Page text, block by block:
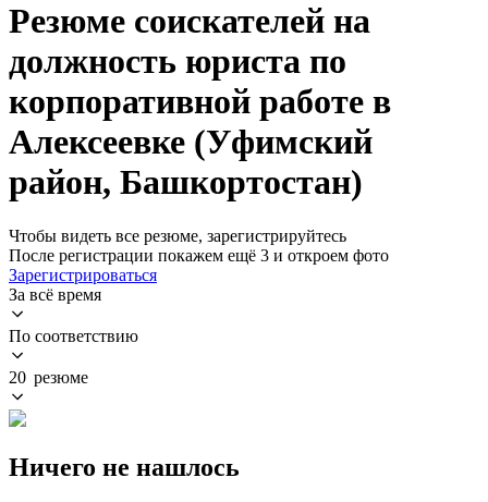
Резюме соискателей на
должность юриста по
корпоративной работе в
Алексеевке (Уфимский
район, Башкортостан)
Чтобы видеть все резюме, зарегистрируйтесь
После регистрации покажем ещё 3 и откроем фото
Зарегистрироваться
За всё время
По соответствию
20 резюме
Ничего не нашлось